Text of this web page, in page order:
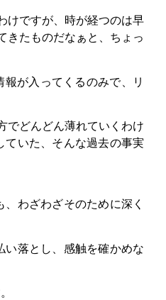
けですが、時が経つのは早
きたものだなぁと、ちょっ
が入ってくるのみで、リ
でどんどん薄れていくわけ
ていた、そんな過去の事実
わざわざそのために深く
い落とし、感触を確かめな